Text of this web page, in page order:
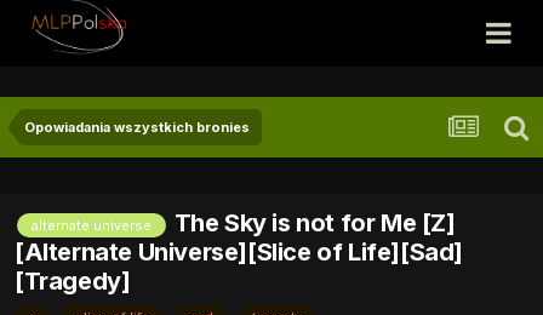
Opowiadania wszystkich bronies
alternate universe
The Sky is not for Me [Z]
[Alternate Universe][Slice of Life][Sad]
[Tragedy]